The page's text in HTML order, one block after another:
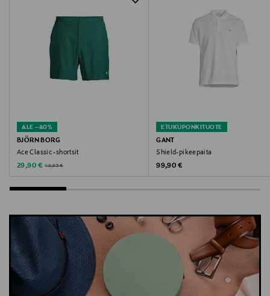
customerservice@fjallraven.com
Avainsanat
shortsit, Fjällräven shortsit, kesäshortsit, rennot
shortsit, ulkoilushortsit, vaellusshortsit
ALE –40%
BJÖRN BORG
Ace Classic -shortsit
Discounted Price
29,90 € Original Price
49,95 €
ETUKUPONKITUOTE
GANT
Shield-pikeepaita
Original Price
99,90 €